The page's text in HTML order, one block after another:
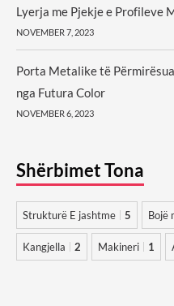
Lyerja me Pjekje e Profileve
NOVEMBER 7, 2023
Porta Metalike të
nga Futura Color
NOVEMBER 6, 2023
Shërbimet Tona
Strukturë E jashtme 5 Bojë
Kangjella 2 Makineri 1